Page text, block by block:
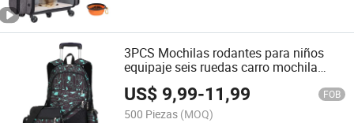
3PCS Mochilas rodantes para niños
equipaje seis ruedas carro mochila
escolar
US$ 9,99-11,99 FOB
500 Piezas (MOQ)